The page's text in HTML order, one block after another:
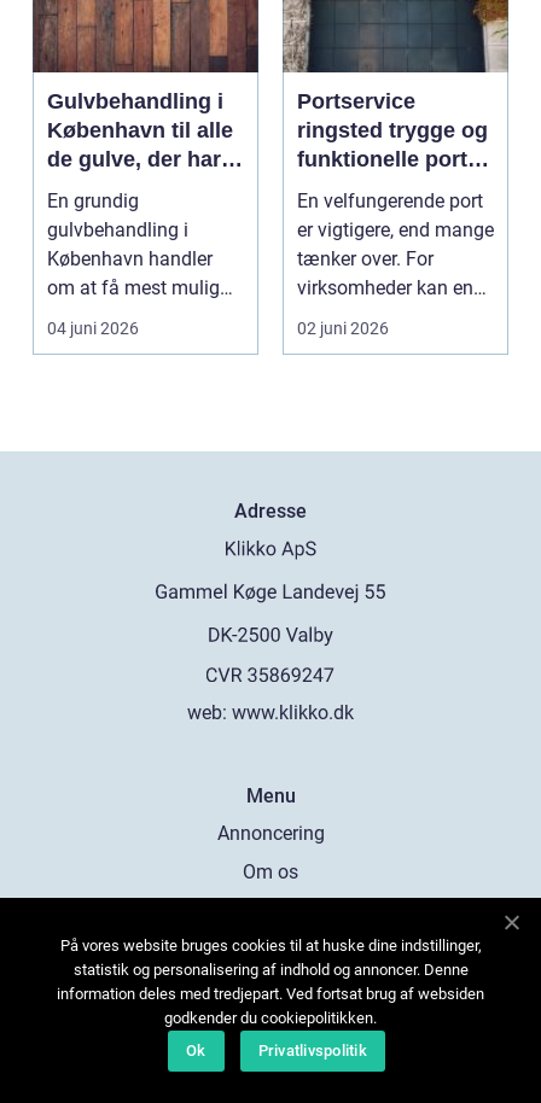
Gulvbehandling i
København til alle
de gulve, der har
brug for
førstehjælp
En grundig
gulvbehandling i
København handler
om at få mest mulig
kvalitet og levetid u...
04 juni 2026
Portservice
ringsted trygge og
funktionelle porte i
hverdagen
En velfungerende port
er vigtigere, end mange
tænker over. For
virksomheder kan en
defekt port betyd...
02 juni 2026
Adresse
web: www.klikko.dk
Menu
Annoncering
Om os
Kontakt os
Sitemap
På vores website bruges cookies til at huske dine indstillinger,
statistik og personalisering af indhold og annoncer. Denne
information deles med tredjepart. Ved fortsat brug af websiden
godkender du cookiepolitikken.
Ok
Privatlivspolitik